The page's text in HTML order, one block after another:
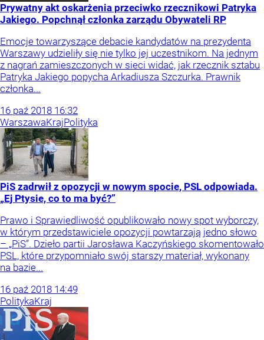
Prywatny akt oskarżenia przeciwko rzecznikowi Patryka
Jakiego. Popchnął członka zarządu Obywateli RP
Emocje towarzyszące debacie kandydatów na prezydenta
Warszawy udzieliły się nie tylko jej uczestnikom. Na jednym
z nagrań zamieszczonych w sieci widać, jak rzecznik sztabu
Patryka Jakiego popycha Arkadiusza Szczurka. Prawnik
członka...
16 paź 2018 16:32
WarszawaKrajPolityka
PiS zadrwił z opozycji w nowym spocie, PSL odpowiada.
„Ej Ptysie, co to ma być?”
Prawo i Sprawiedliwość opublikowało nowy spot wyborczy,
w którym przedstawiciele opozycji powtarzają jedno słowo
– „PiS”. Dzieło partii Jarosława Kaczyńskiego skomentowało
PSL, które przypomniało swój starszy materiał, wykonany
na bazie...
16 paź 2018 14:49
PolitykaKraj